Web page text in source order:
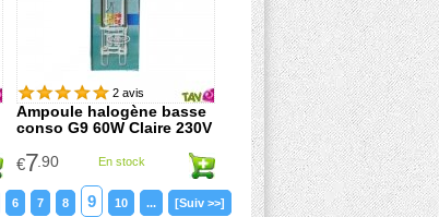
Ampoule halogène basse
conso G9 60W Claire 230V
€7.90 En stock
2 avis
6 7 8 9 10 ... [Suiv >>]